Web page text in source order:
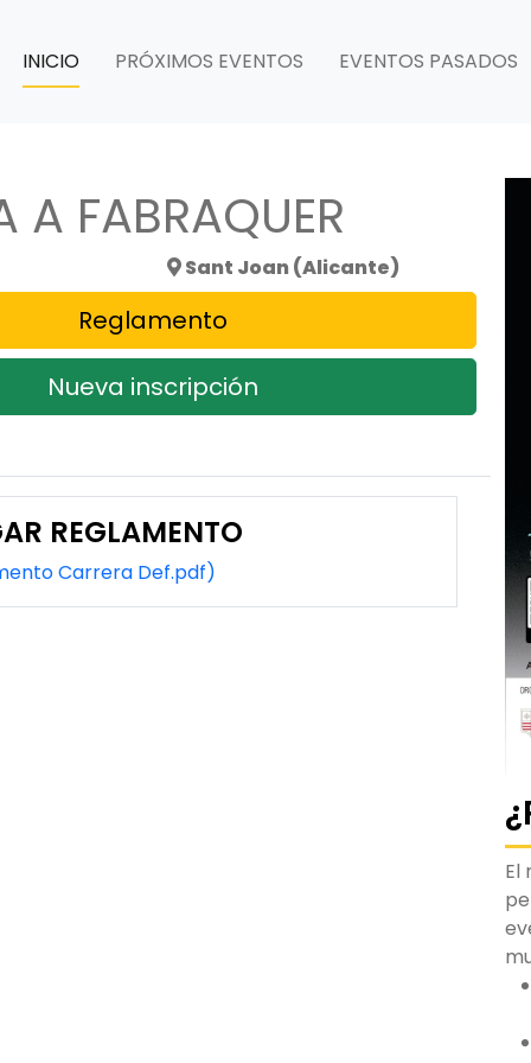
INICIO PRÓXIMOS EVENTOS EVENTOS PASADOS
A FABRAQUER
Sant Joan (Alicante)
Reglamento
Nueva inscripción
REGLAMENTO
Carrera Def.pdf)
El